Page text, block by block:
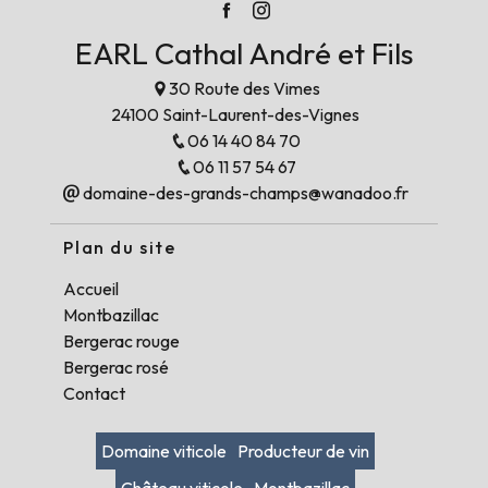
EARL Cathal André et Fils
30 Route des Vimes
24100 Saint-Laurent-des-Vignes
06 14 40 84 70
06 11 57 54 67
domaine-des-grands-champs@wanadoo.fr
Plan du site
Accueil
Montbazillac
Bergerac rouge
Bergerac rosé
Contact
Domaine viticole Producteur de vin